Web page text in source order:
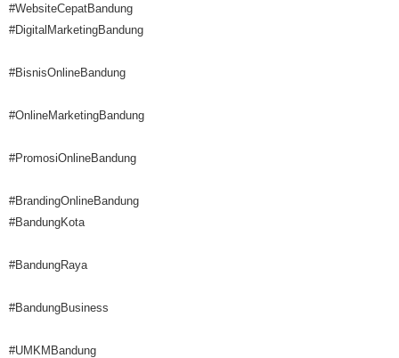
#WebsiteCepatBandung
#DigitalMarketingBandung
#BisnisOnlineBandung
#OnlineMarketingBandung
#PromosiOnlineBandung
#BrandingOnlineBandung
#BandungKota
#BandungRaya
#BandungBusiness
#UMKMBandung